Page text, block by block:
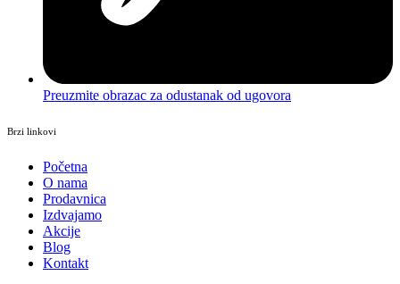
Preuzmite obrazac za odustanak od ugovora
Brzi linkovi
Početna
O nama
Prodavnica
Izdvajamo
Akcije
Blog
Kontakt